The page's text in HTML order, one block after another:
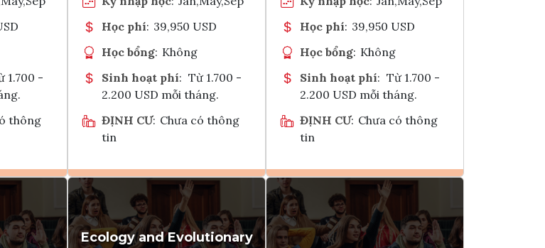
1.700 -
thông
Interlink
Học phí: 39,950 USD
Học bổng: Không
Sinh hoạt phí: Từ 1.700 -
2.200 USD mỗi tháng.
ĐỊNH CƯ: Chưa có thông
tin
Ghi danh
Tham vấn Interlink
Học phí: 39,950 USD
Học bổng: Không
Sinh hoạt phí: Từ 1.700 -
2.200 USD mỗi tháng.
ĐỊNH CƯ: Chưa có thông
tin
Ghi danh
Tham vấn Interlink
Ecology and Evolutionary